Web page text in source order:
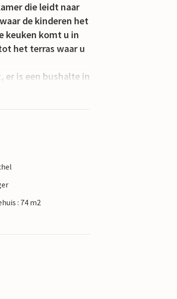
die leidt naar
de kinderen het
keuken komt u in
het terras waar u
er is een bushalte in
: 74 m2